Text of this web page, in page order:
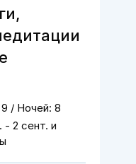
/ Ночей: 8
- 2 сент. и